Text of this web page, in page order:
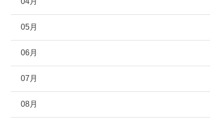
05月
06月
07月
08月